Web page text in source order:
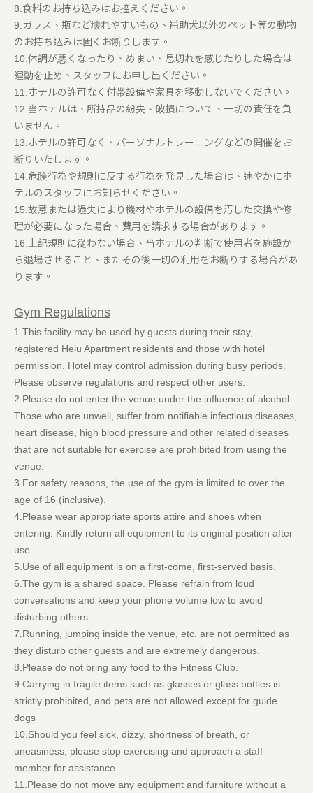
8.食料のお持ち込みはお控えください。
9.ガラス、瓶など壊れやすいもの、補助犬以外のペット等の動物
のお持ち込みは固くお断りします。
10.体調が悪くなったり、めまい、息切れを感じたりした場合は
運動を止め、スタッフにお申し出ください。
11.ホテルの許可なく付帯設備や家具を移動しないでください。
12.当ホテルは、所持品の紛失、破損について、一切の責任を負
いません。
13.ホテルの許可なく、パーソナルトレーニングなどの開催をお
断りいたします。
14.危険行為や規則に反する行為を発見した場合は、速やかにホ
テルのスタッフにお知らせください。
15.故意または過失により機材やホテルの設備を汚した交換や修
理が必要になった場合、費用を請求する場合があります。
16.上記規則に従わない場合、当ホテルの判断で使用者を施設か
ら退場させること、またその後一切の利用をお断りする場合があ
ります。
Gym Regulations
1.This facility may be used by guests during their stay,
registered Helu Apartment residents and those with hotel
permission. Hotel may control admission during busy periods.
Please observe regulations and respect other users.
2.Please do not enter the venue under the influence of alcohol.
Those who are unwell, suffer from notifiable infectious diseases,
heart disease, high blood pressure and other related diseases
that are not suitable for exercise are prohibited from using the
venue.
3.For safety reasons, the use of the gym is limited to over the
age of 16 (inclusive).
4.Please wear appropriate sports attire and shoes when
entering. Kindly return all equipment to its original position after
use.
5.Use of all equipment is on a first-come, first-served basis.
6.The gym is a shared space. Please refrain from loud
conversations and keep your phone volume low to avoid
disturbing others.
7.Running, jumping inside the venue, etc. are not permitted as
they disturb other guests and are extremely dangerous.
8.Please do not bring any food to the Fitness Club.
9.Carrying in fragile items such as glasses or glass bottles is
strictly prohibited, and pets are not allowed except for guide
dogs
10.Should you feel sick, dizzy, shortness of breath, or
uneasiness, please stop exercising and approach a staff
member for assistance.
11.Please do not move any equipment and furniture without a